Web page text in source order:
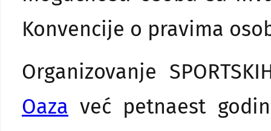
Konvencije o pravima
Organizovanje
Oaza već petnaest